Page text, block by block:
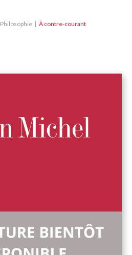
Philosophie À contre-courant